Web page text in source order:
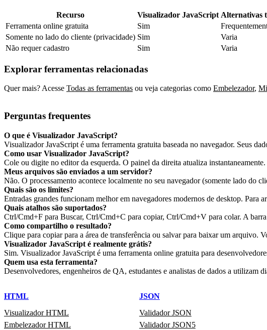
Recurso Visualizador JavaScript Alternativas
Ferramenta online gratuita
Sim
Somente no lado do cliente (privacidade) Sim
Varia
Não requer cadastro
Sim Varia
Explorar ferramentas relacionadas
Quer mais? Acesse Todas as ferramentas ou veja categorias como Embelezador,
Perguntas frequentes
O que é Visualizador JavaScript?
Visualizador JavaScript é uma ferramenta gratuita baseada no navegador. Seus
Como usar Visualizador JavaScript?
Cole ou digite no editor da esquerda. O painel da direita atualiza
Meus arquivos são enviados a um servidor?
Não. O processamento acontece localmente no seu navegador (somente lado do
Quais são os limites?
Entradas grandes funcionam melhor em navegadores modernos de desktop. Para
Quais atalhos são suportados?
Ctrl/Cmd+F para Buscar, Ctrl/Cmd+C para copiar, Ctrl/Cmd+V para colar. A barra
Como compartilho o resultado?
Clique para copiar para a área de transferência ou salvar para baixar um arquivo.
Visualizador JavaScript é realmente grátis?
Sim. Visualizador JavaScript é uma ferramenta online gratuita para
Quem usa esta ferramenta?
Desenvolvedores, engenheiros de QA, estudantes e analistas de dados a utilizam
HTML
Visualizador HTML
Embelezador HTML
JSON
Validador JSON
Validador JSON5